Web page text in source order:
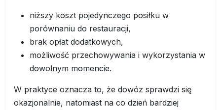
niższy koszt pojedynczego posiłku w
porównaniu do restauracji,
brak opłat dodatkowych,
możliwość przechowywania i wykorzystania w
dowolnym momencie.
W praktyce oznacza to, że dowóz sprawdzi się
okazjonalnie, natomiast na co dzień bardziej